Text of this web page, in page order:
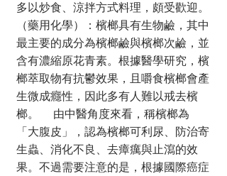
多以炒食、涼拌方式料理，頗受歡迎。
（藥用化學）：檳榔具有生物鹼，其中
最主要的成分為檳榔鹼與檳榔次鹼，並
含有濃縮原花青素。根據醫學研究，檳
榔萃取物有抗鬱效果，且嚼食檳榔會產
生微成癮性，因此多有人難以戒去檳
榔。 由中醫角度來看，稱檳榔為
「大腹皮」，認為檳榔可利尿、防治寄
生蟲、消化不良、去瘴癘與止瀉的效
果。不過需要注意的是，根據國際癌症